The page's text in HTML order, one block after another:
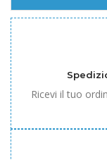
Ricevi il tuo